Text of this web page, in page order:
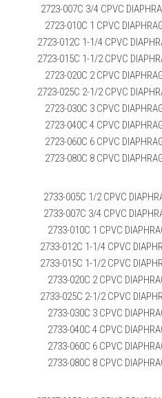
2723-007C 3/4 CPVC
2723-010C 1 CPVC
2723-012C 1-1/4 CPVC
2723-015C 1-1/2 CPVC
2723-020C 2 CPVC
2723-025C 2-1/2 CPVC
2723-030C 3 CPVC
2723-040C 4 CPVC
2723-060C 6 CPVC
2723-080C 8 CPVC
2733-005C 1/2 CPVC
2733-007C 3/4 CPVC
2733-010C 1 CPVC
2733-012C 1-1/4 CPVC
2733-015C 1-1/2 CPVC
2733-020C 2 CPVC
2733-025C 2-1/2 CPVC
2733-030C 3 CPVC
2733-040C 4 CPVC
2733-060C 6 CPVC
2733-080C 8 CPVC